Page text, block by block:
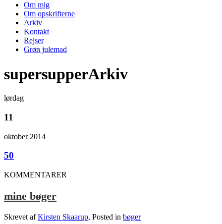
Om mig
Om opskrifterne
Arkiv
Kontakt
Rejser
Grøn julemad
supersupperArkiv
lørdag
11
oktober 2014
50
KOMMENTARER
mine bøger
Skrevet afKirsten Skaarup, Posted in bøger